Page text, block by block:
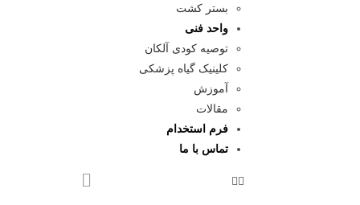
بستر کشت
واحد فنی
توصیه کودی آلکان
کلینیک گیاه پزشکی
آموزش
مقالات
فرم استخدام
تماس با ما